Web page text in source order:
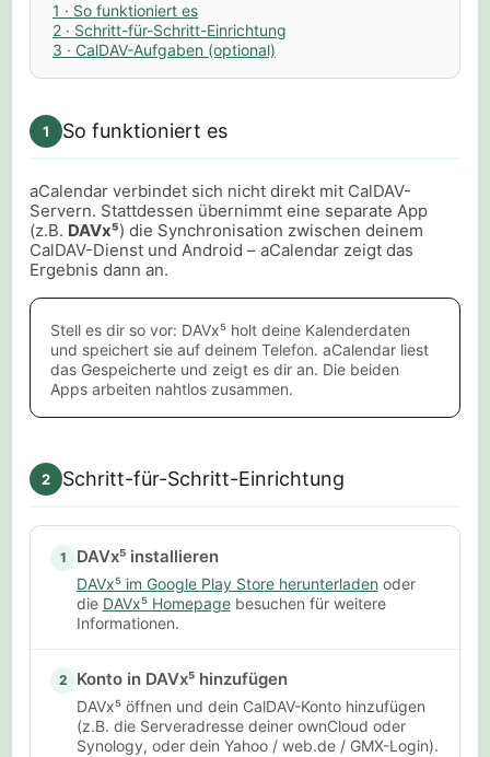
1 · So funktioniert es
2 · Schritt-für-Schritt-Einrichtung
3 · CalDAV-Aufgaben (optional)
1 So funktioniert es
aCalendar verbindet sich nicht direkt mit CalDAV-
Servern. Stattdessen übernimmt eine separate App
(z.B. DAVx⁵) die Synchronisation zwischen deinem
CalDAV-Dienst und Android – aCalendar zeigt das
Ergebnis dann an.
Stell es dir so vor: DAVx⁵ holt deine Kalenderdaten
und speichert sie auf deinem Telefon. aCalendar liest
das Gespeicherte und zeigt es dir an. Die beiden
Apps arbeiten nahtlos zusammen.
2 Schritt-für-Schritt-Einrichtung
1 DAVx⁵ installieren
DAVx⁵ im Google Play Store herunterladen oder
die DAVx⁵ Homepagebesuchen für weitere
Informationen.
2 Konto in DAVx⁵ hinzufügen
DAVx⁵ öffnen und dein CalDAV-Konto hinzufügen
(z.B. die Serveradresse deiner ownCloud oder
Synology, oder dein Yahoo / web.de / GMX-Login).